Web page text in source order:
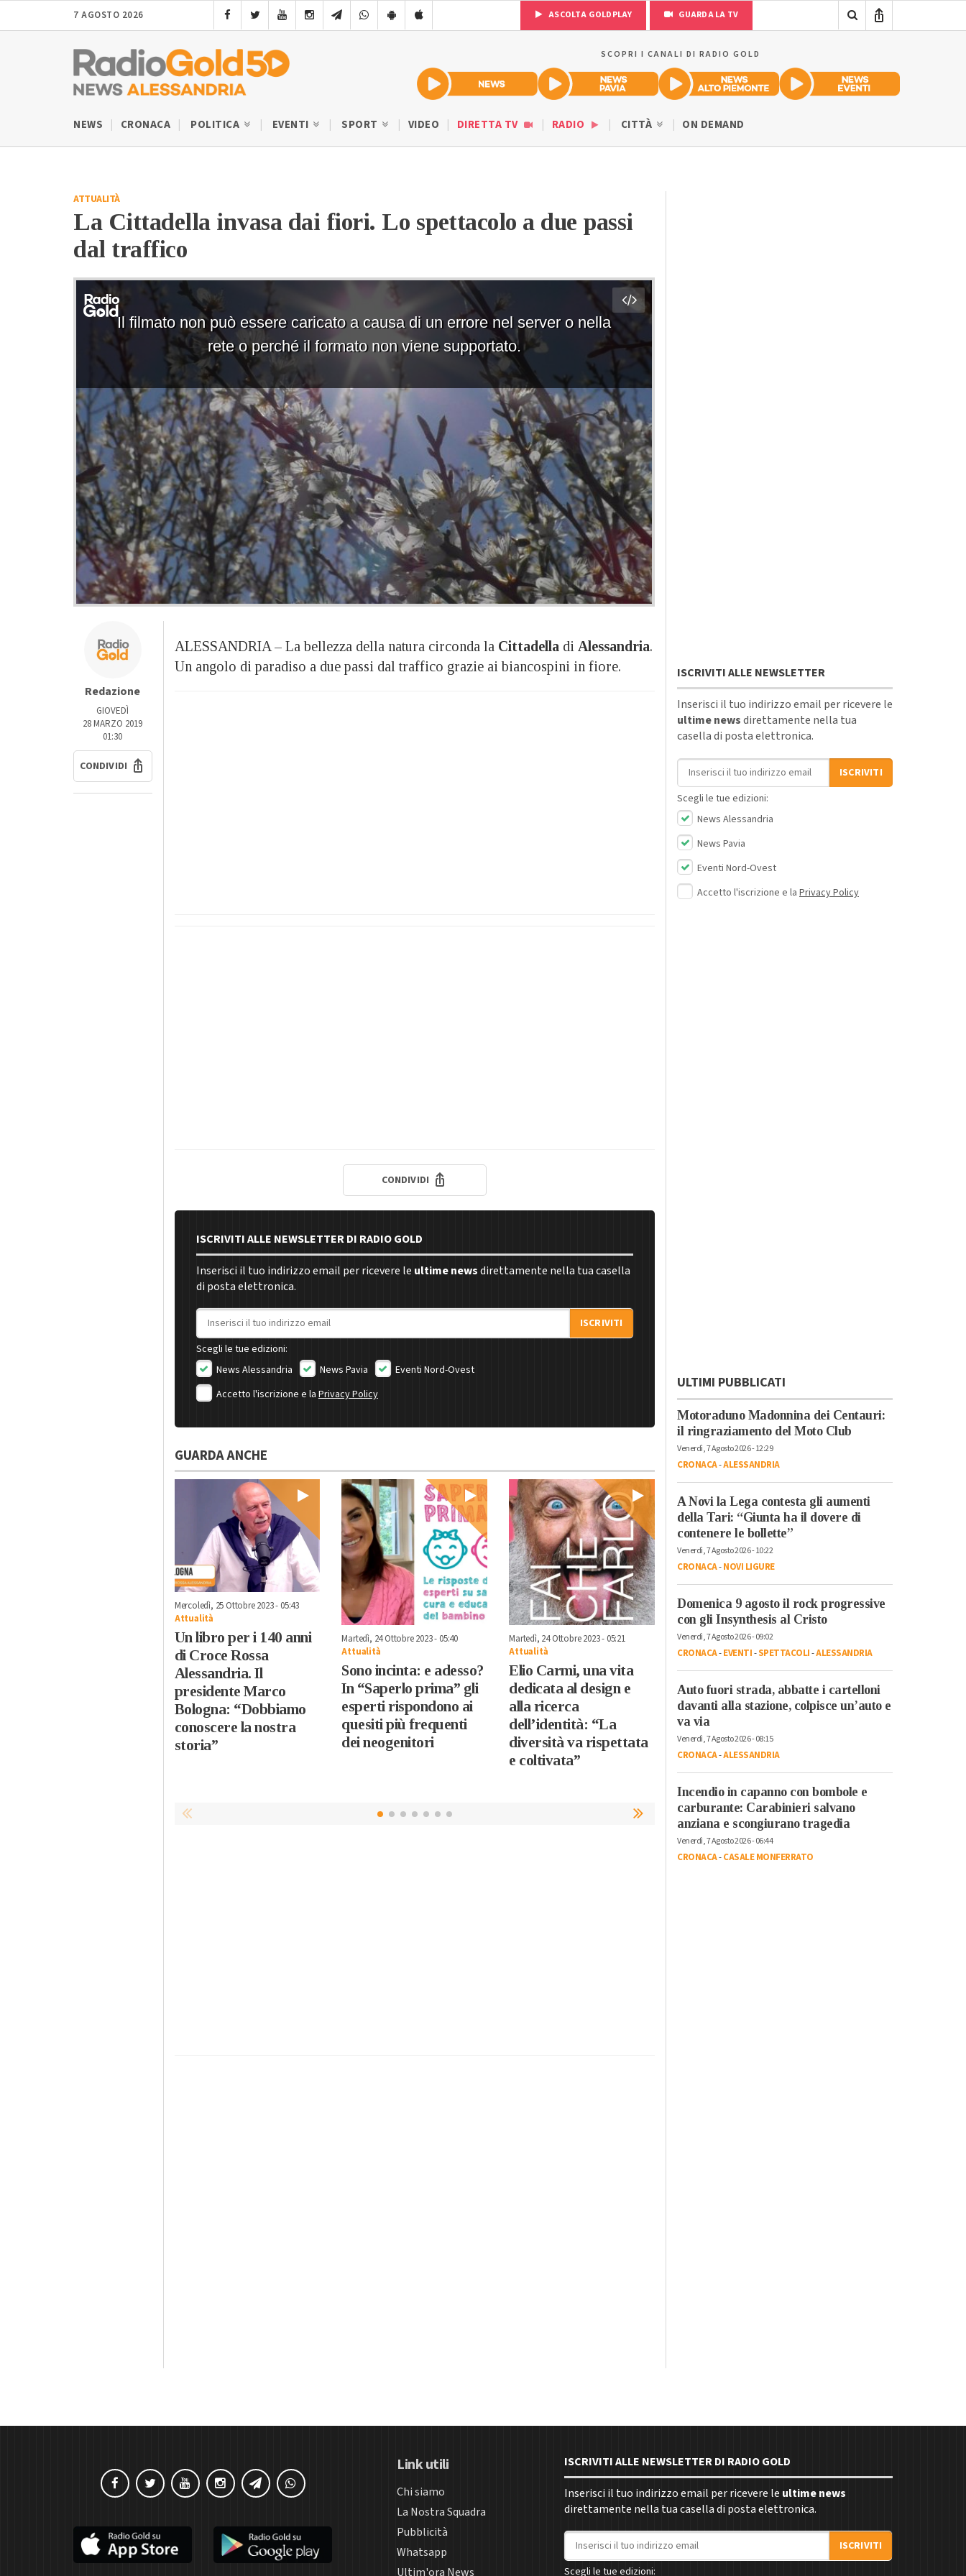
7 AGOSTO 2026 ASCOLTA GOLDPLAY GUARDA LA TV
SCOPRI I CANALI DI RADIO GOLD
NEWS CRONACA POLITICA EVENTI SPORT VIDEO DIRETTA TV RADIO CITTÀ ON DEMAND
ATTUALITÀ
La Cittadella invasa dai fiori. Lo spettacolo a due passi
dal traffico
Redazione
GIOVEDÌ
28 MARZO 2019
01:30
CONDIVIDI
ALESSANDRIA – La bellezza della natura circonda la Cittadella di Alessandria.
Un angolo di paradiso a due passi dal traffico grazie ai biancospini in fiore.
CONDIVIDI
ISCRIVITI ALLE NEWSLETTER DI RADIO GOLD
Inserisci il tuo indirizzo email per ricevere le ultime newsdirettamente nella tua casella
di posta elettronica.
Indirizzo email
ISCRIVITI
Scegli le tue edizioni:
News Alessandria
News Pavia
Eventi Nord-Ovest
Accetto l'iscrizione e laPrivacy Policy
GUARDA ANCHE
Mercoledì, 25 Ottobre 2023 - 05:43
Attualità
Un libro per i 140 anni
di Croce Rossa
Alessandria. Il
presidente Marco
Bologna: “Dobbiamo
conoscere la nostra
storia”
Martedì, 24 Ottobre 2023 - 05:40
Attualità
Sono incinta: e adesso?
In “Saperlo prima” gli
esperti rispondono ai
quesiti più frequenti
dei neogenitori
Martedì, 24 Ottobre 2023 - 05:21
Attualità
Elio Carmi, una vita
dedicata al design e
alla ricerca
dell’identità: “La
diversità va rispettata
e coltivata”
Sabato, 21 Ottobre 2023 - 05:40
Attualità
Dall’Italia alla
dei lavoratori: la storia
di Luigino Bruni
raccontata ne “Il
Passaggio”
Il re del live
Alessandria Film
ancora giovani
interessati al
ISCRIVITI ALLE NEWSLETTER
Inserisci il tuo indirizzo email per ricevere le
ultime newsdirettamente nella tua
casella di posta elettronica.
Indirizzo email
ISCRIVITI
Scegli le tue edizioni:
News Alessandria
News Pavia
Eventi Nord-Ovest
Accetto l'iscrizione e la Privacy Policy
ULTIMI PUBBLICATI
Motoraduno Madonnina dei Centauri:
il ringraziamento del Moto Club
Venerdì, 7 Agosto 2026 - 12:29
CRONACA-ALESSANDRIA
A Novi la Lega contesta gli aumenti
della Tari: “Giunta ha il dovere di
contenere le bollette”
Venerdì, 7 Agosto 2026 - 10:22
CRONACA-NOVI LIGURE
Domenica 9 agosto il rock progressive
con gli Insynthesis al Cristo
Venerdì, 7 Agosto 2026 - 09:02
CRONACA-EVENTI-SPETTACOLI-ALESSANDRIA
Auto fuori strada, abbatte i cartelloni
davanti alla stazione, colpisce un’auto e
va via
Venerdì, 7 Agosto 2026 - 08:15
CRONACA-ALESSANDRIA
Incendio in capanno con bombole e
carburante: Carabinieri salvano
anziana e scongiurano tragedia
Venerdì, 7 Agosto 2026 - 06:44
CRONACA-CASALE MONFERRATO
Link utili
Chi siamo
La Nostra Squadra
Pubblicità
Whatsapp
Ultim'ora News
ISCRIVITI ALLE NEWSLETTER DI RADIO GOLD
Inserisci il tuo indirizzo email per ricevere le ultime news
direttamente nella tua casella di posta elettronica.
Indirizzo email
ISCRIVITI
Scegli le tue edizioni: